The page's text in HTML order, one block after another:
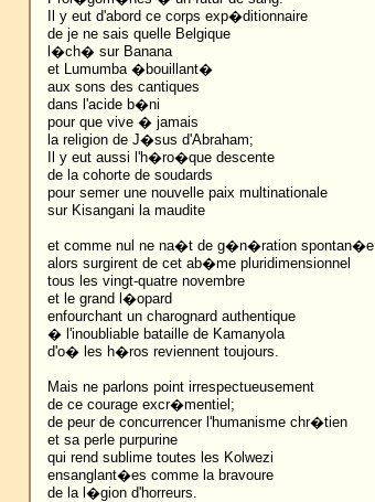
Il y eut d'abord ce corps exp�ditionnaire
de je ne sais quelle Belgique
l�ch� sur Banana
et Lumumba �bouillant�
aux sons des cantiques
dans l'acide b�ni
pour que vive � jamais
la religion de J�sus d'Abraham;
Il y eut aussi l'h�ro�que descente
de la cohorte de soudards
pour semer une nouvelle paix multinationale
sur Kisangani la maudite
et comme nul ne na�t de g�n�ration spontan�e
alors surgirent de cet ab�me pluridimensionnel
tous les vingt-quatre novembre
et le grand l�opard
enfourchant un charognard authentique
� l'inoubliable bataille de Kamanyola
d'o� les h�ros reviennent toujours.
Mais ne parlons point irrespectueusement
de ce courage excr�mentiel;
de peur de concurrencer l'humanisme chr�tien
et sa perle purpurine
qui rend sublime toutes les Kolwezi
ensanglant�es comme la bravoure
de la l�gion d'horreurs.